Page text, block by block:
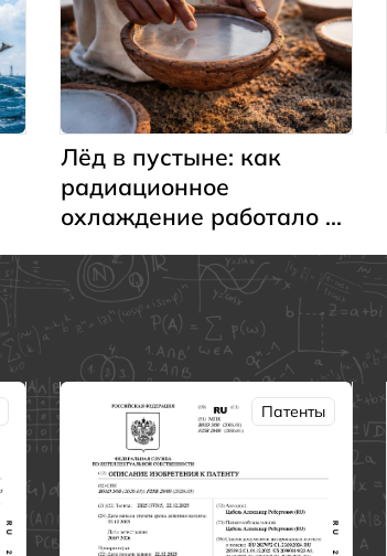
Лёд в пустыне: как
радиационное
охлаждение работало в
Патенты